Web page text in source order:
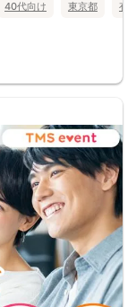
40代向け 東京都 有